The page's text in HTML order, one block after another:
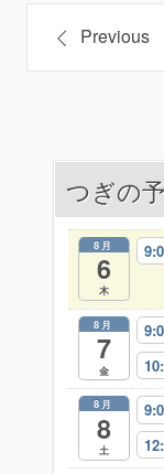
投
稿
ビ
Previous
つぎの
8月
6
木
8月
7
金
8月
8
土